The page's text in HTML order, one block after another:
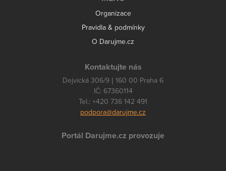
Organizace
Pravidla & podmínky
O Darujme.cz
Kontaktujte nás
Dejvická 306/9 | 160 00 Praha 6
IČ: 67360114
Tel.: +420 736 142 491
podpora@darujme.cz
Portál Darujme.cz provozuje